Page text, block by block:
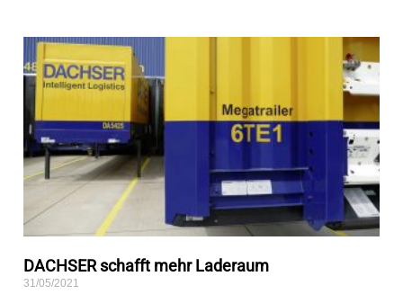
DACHSER schafft mehr Laderaum
31/05/2021